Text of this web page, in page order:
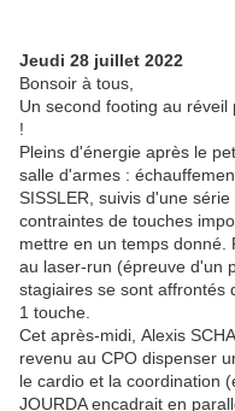
Jeudi 28 juillet 2022
Bonsoir à tous,
Un second footing au
!
Pleins d'énergie après le
salle d'armes :
SISSLER, suivis d'une
contraintes de touches
mettre en un temps donné.
au laser-run (épreuve d'un
stagiaires se sont affrontés
1 touche.
Cet après-midi, Alexis
revenu au CPO dispenser
le cardio et la coordination
JOURDA encadrait en